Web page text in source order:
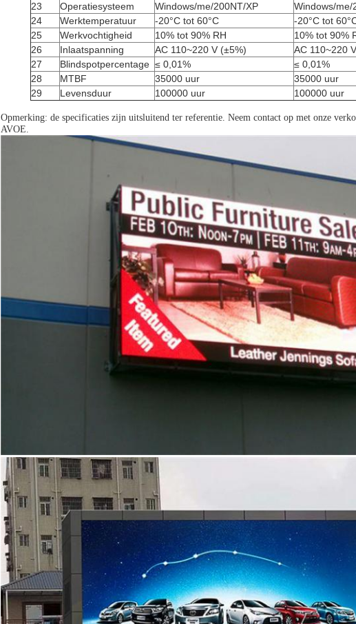
23
Operatiesysteem Windows/me/200NT/XP Windows/me/
24
Werktemperatuur -20°C tot 60°C -20°C tot
25
Werkvochtigheid 10% tot 90% RH 10% tot 90%
26
Inlaatspanning AC 110~220 V (±5%) AC 110~220
27
Blindspotpercentage ≤ 0,01% ≤ 0,01%
28
MTBF 35000 uur 35000 uur
29
Levensduur 100000 uur 100000 uur
Opmerking: de specificaties zijn uitsluitend ter referentie. Neem contact op met onze
AVOE.